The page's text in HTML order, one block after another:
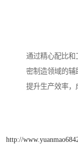
通过精心配比和
密制造领域的
提升生产效率，
http://